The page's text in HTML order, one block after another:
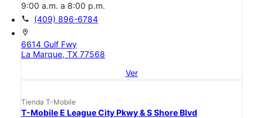
9:00 a.m. a 8:00 p.m.
call (409) 896-6784
location_on
6614 Gulf Fwy
La Marque, TX 77568
Ver
Tienda T-Mobile
T-Mobile E League City Pkwy & S Shore Blvd